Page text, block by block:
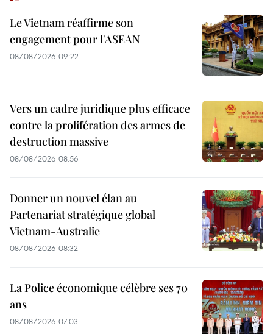
Le Vietnam réaffirme son
engagement pour l'ASEAN
08/08/2026 09:22
Vers un cadre juridique plus efficace
contre la prolifération des armes de
destruction massive
08/08/2026 08:56
Donner un nouvel élan au
Partenariat stratégique global
Vietnam-Australie
08/08/2026 08:32
La Police économique célèbre ses 70
ans
08/08/2026 07:03